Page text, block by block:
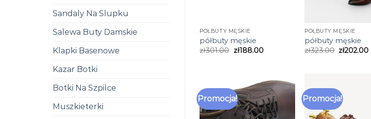
Sandaly Na Slupku
Salewa Buty Damskie
Klapki Basenowe
Kazar Botki
Botki Na Szpilce
Muszkieterki
PÓŁBUTY MĘSKIE
półbuty męskie
zł301.00 zł188.00
PÓŁBUTY MĘSKIE
półbuty męskie
zł323.00 zł202.00
Promocja! Promocja!